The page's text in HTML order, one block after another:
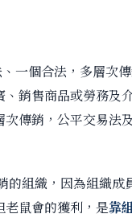
、一個合法，多層次
銷售商品或勞務及
傳銷，公平交易法
的組織，因為組織
鼠會的獲利，是靠